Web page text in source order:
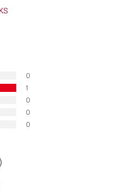
0
1
0
0
0